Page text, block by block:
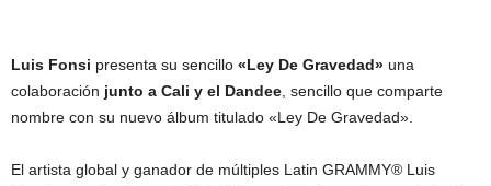
Luis Fonsi presenta su sencillo «Ley De Gravedad» una
colaboración junto a Cali y el Dandee , sencillo que comparte
nombre con su nuevo álbum titulado «Ley De Gravedad».
El artista global y ganador de múltiples Latin GRAMMY® Luis